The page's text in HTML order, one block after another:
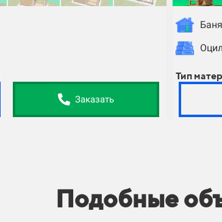
Заказать
Тип
Подобные